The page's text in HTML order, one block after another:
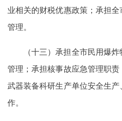
业相关的财税优惠政策；承担
管理。
（十三）承担全市民用爆
管理；承担核事故应急管理职
武器装备科研生产单位安全生
作。